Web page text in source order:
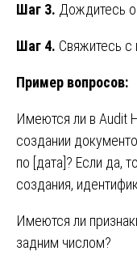
Шаг 3. Дождитесь
Шаг 4. Свяжитесь с
Пример вопросов:
Имеются ли в Audit
создании
по [дата]? Если да,
создания,
Имеются ли
задним числом?